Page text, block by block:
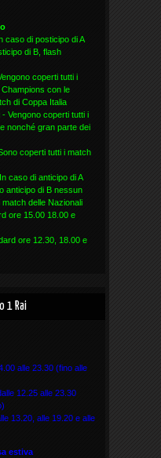
caso di posticipo di A
di B, flash
coperti tutti i
con le
di Coppa Italia
Vengono coperti tutti i
nonché gran parte dei
coperti tutti i match
caso di anticipo di A
anticipo di B nessun
delle Nazionali
ore 15.00 18.00 e
ore 12.30, 18.00 e
1 Rai
alle 23.30 (fino alle
12.25 alle 23.30
13.20, alle 19.20 e alle
estiva